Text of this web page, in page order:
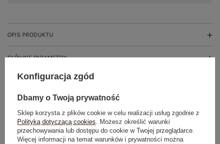
OPIS PRODUKTU
GŁÓWNE PARAMETRY
OPINIE O PRODUKCIE (1)
WYSYŁKA I DOSTAWA
ZWROTY I REKLAMACJE
Konfiguracja zgód
Dbamy o Twoją prywatność
Sklep korzysta z plików cookie w celu realizacji usług zgodnie z
Polityką dotyczącą cookies. Możesz określić warunki
przechowywania lub dostępu do cookie w Twojej przeglądarce.
Więcej informacji na temat warunków i prywatności można